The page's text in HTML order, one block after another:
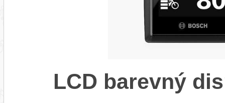
LCD barevný